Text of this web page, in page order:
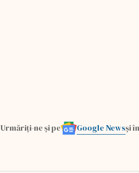
Urmăriți-ne și pe Google Newsși